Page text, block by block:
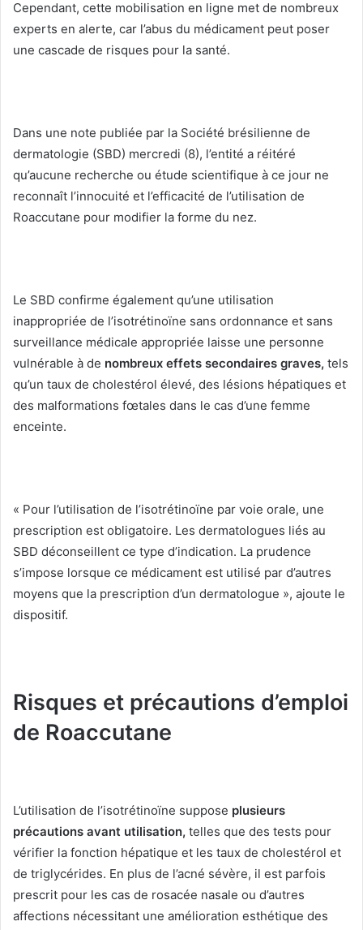
Cependant, cette mobilisation en ligne met de nombreux
experts en alerte, car l’abus du médicament peut poser
une cascade de risques pour la santé.
Dans une note publiée par la Société brésilienne de
dermatologie (SBD) mercredi (8), l’entité a réitéré
qu’aucune recherche ou étude scientifique à ce jour ne
reconnaît l’innocuité et l’efficacité de l’utilisation de
Roaccutane pour modifier la forme du nez.
Le SBD confirme également qu’une utilisation
inappropriée de l’isotrétinoïne sans ordonnance et sans
surveillance médicale appropriée laisse une personne
vulnérable à de nombreux effets secondaires graves, tels
qu’un taux de cholestérol élevé, des lésions hépatiques et
des malformations fœtales dans le cas d’une femme
enceinte.
« Pour l’utilisation de l’isotrétinoïne par voie orale, une
prescription est obligatoire. Les dermatologues liés au
SBD déconseillent ce type d’indication. La prudence
s’impose lorsque ce médicament est utilisé par d’autres
moyens que la prescription d’un dermatologue », ajoute le
dispositif.
Risques et précautions d’emploi
de Roaccutane
L’utilisation de l’isotrétinoïne suppose plusieurs
précautions avant utilisation, telles que des tests pour
vérifier la fonction hépatique et les taux de cholestérol et
de triglycérides. En plus de l’acné sévère, il est parfois
prescrit pour les cas de rosacée nasale ou d’autres
affections nécessitant une amélioration esthétique des